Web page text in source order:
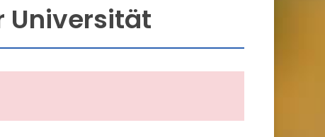
Universität